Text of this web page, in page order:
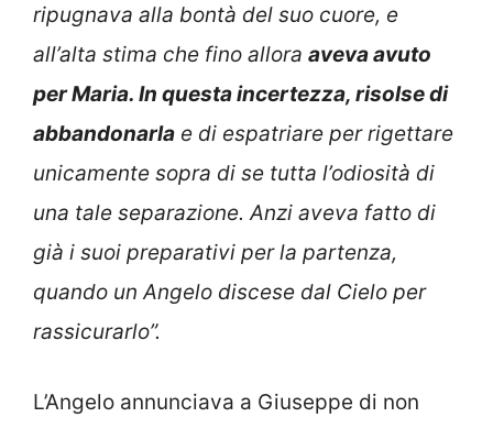
ripugnava alla bontà del suo cuore, e
all’alta stima che fino allora aveva avuto
per Maria. In questa incertezza, risolse di
abbandonarla e di espatriare per rigettare
unicamente sopra di se tutta l’odiosità di
una tale separazione. Anzi aveva fatto di
già i suoi preparativi per la partenza,
quando un Angelo discese dal Cielo per
rassicurarlo”.
L’Angelo annunciava a Giuseppe di non